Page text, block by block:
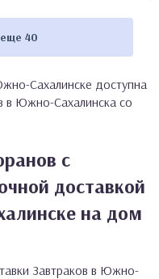
40
Сахалинске доступна
в Южно-Сахалинска со
с
доставкой
на дом
Завтраков в Южно-